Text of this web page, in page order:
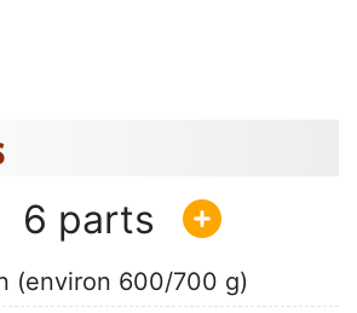
6
(environ 600/700 g)